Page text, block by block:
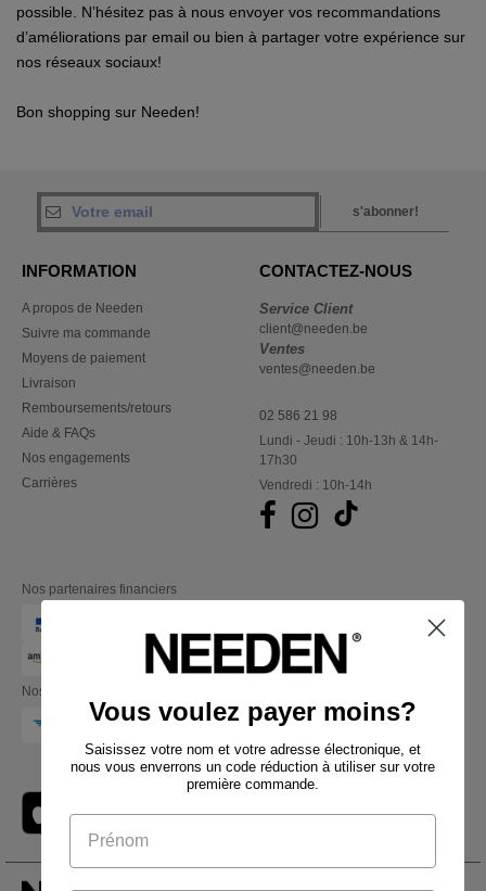
possible. N’hésitez pas à nous envoyer vos recommandations
d’améliorations par email ou bien à partager votre expérience sur
nos réseaux sociaux!
Bon shopping sur Needen!
s'abonner!
INFORMATION
A propos de Needen
Suivre ma commande
Moyens de paiement
Livraison
Remboursements/retours
Aide & FAQs
Nos engagements
Carrières
CONTACTEZ-NOUS
Service Client
client@needen.be
Ventes
ventes@needen.be
02 586 21 98
Lundi - Jeudi : 10h-13h & 14h-
17h30
Vendredi : 10h-14h
Nos partenaires financiers
Nos transporteurs
Vous voulez payer moins?
Saisissez votre nom et votre adresse électronique, et
nous vous enverrons un code réduction à utiliser sur votre
première commande.